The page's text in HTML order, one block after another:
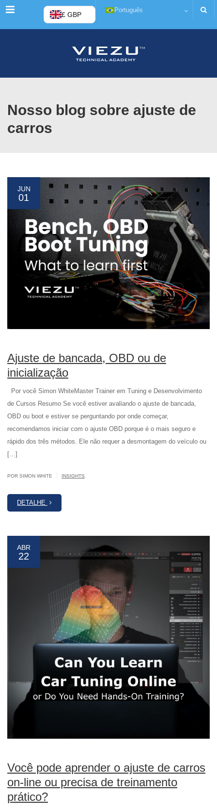
Menu £ GBP
Português
Nosso blog sobre ajuste de
carros
JUN
01
Ajuste de bancada, OBD ou de
inicialização
Por você Simon WhiteMaster Trainer em Tuning e Desenvolvimento
de Cursos Resumo Se você estiver avaliando o ajuste de bancada,
OBD ou boot e estiver se perguntando por onde começar,
recomendamos iniciar com o ajuste OBD porque é o mais seguro e
rápido dos três métodos. Ele não requer a desmontagem do veículo ou
[…]
POR SIMON WHITE INSIGHTS
DETALHE
ABR
22
Você pode aprender o ajuste de carros
on-line ou precisa de treinamento
prático?